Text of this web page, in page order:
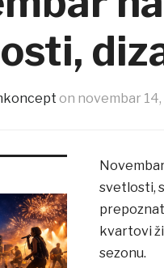
on novembar 14,
svetlosti,
kvartovi
sezonu.